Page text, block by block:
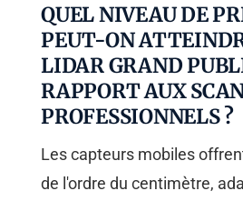
QUEL NIVEAU DE
PEUT-ON
LIDAR GRAND
RAPPORT AUX
PROFESSIONNELS ?
Les capteurs mobiles
de l'ordre du centimètre,